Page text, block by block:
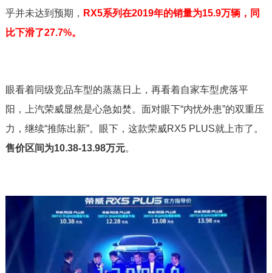
乎并未达到预期， RX5系列在2019年的销量为15.9万辆，同
比下滑了27.7%。
眼看着同级竞品车型的蒸蒸日上，再看着自家车型虎落平
阳，上汽荣威显然是心急如焚。面对眼下“内忧外患”的双重压
力，继续“推陈出新”。眼下，这款荣威RX5 PLUS就上市了。
售价区间为10.38-13.98万元。